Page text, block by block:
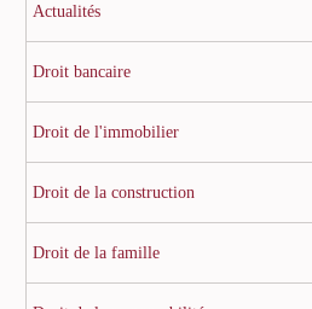
Actualités
Droit bancaire
Droit de l'immobilier
Droit de la construction
Droit de la famille